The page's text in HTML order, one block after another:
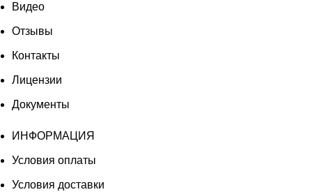
Видео
Отзывы
Контакты
Лицензии
Документы
ИНФОРМАЦИЯ
Условия оплаты
Условия доставки